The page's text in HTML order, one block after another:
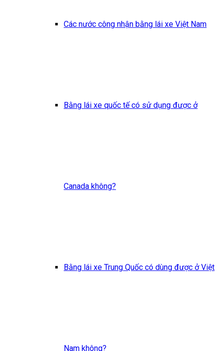
Các nước công nhận bằng lái xe Việt Nam
Bằng lái xe quốc tế có sử dụng được ở
Canada không?
Bằng lái xe Trung Quốc có dùng được ở Việt
Nam không?